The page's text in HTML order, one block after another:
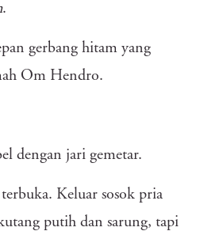
.
gerbang hitam yang
Om Hendro.
dengan jari gemetar.
Keluar sosok pria
putih dan sarung, tapi